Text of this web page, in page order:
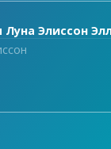
Элиссон